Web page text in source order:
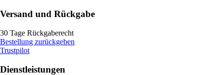
Versand und Rückgabe
30 Tage Rückgaberecht
Bestellung zurückgeben
Trustpilot
Dienstleistungen